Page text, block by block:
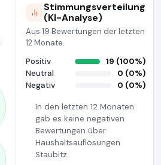
Stimmungsverteilung
(KI-Analyse)
Aus 19 Bewertungen der letzten
12 Monate.
Positiv
19 (100%)
Neutral
0 (0%)
Negativ
0 (0%)
In den letzten 12 Monaten
gab es keine negativen
Bewertungen über
Haushaltsauflösungen
Staubitz.